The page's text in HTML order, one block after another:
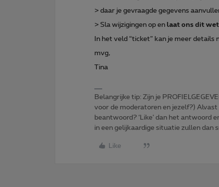
> daar je gevraagde gegevens
> Sla wijzigingen op en laat ons dit
In het veld “ticket” kan je meer details
mvg,
Tina
Belangrijke tip: Zijn je
voor de moderatoren en jezelf?)
beantwoord? ‘Like’ dan het antwoord
in een gelijkaardige situatie zullen dan
Like